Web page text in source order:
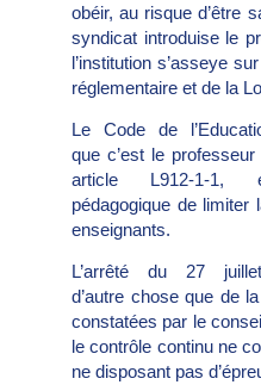
obéir, au risque d’être
syndicat introduise le
l’institution s’asseye
réglementaire et de la
Le Code de
que c’est le
article L912-1-1,
pédagogique de limiter
enseignants.
L’arrêté du 27
d’autre chose que de
constatées par le
le contrôle continu ne
ne disposant pas